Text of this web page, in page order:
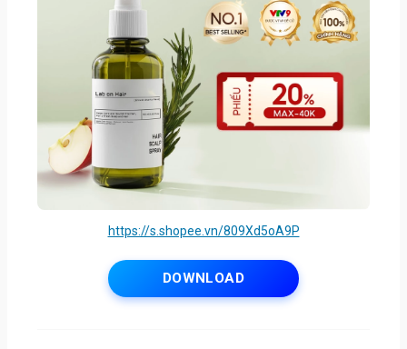
https://s.shopee.vn/809Xd5oA9P
DOWNLOAD